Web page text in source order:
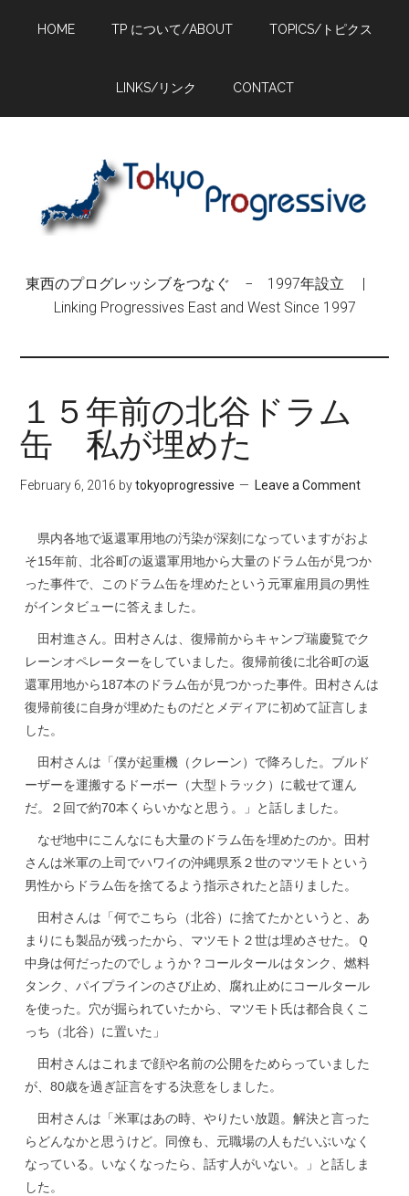
HOME TP について/ABOUT TOPICS/トピクス
LINKS/リンク CONTACT
東西のプログレッシブをつなぐ − 1997年設立 |
Linking Progressives East and West Since 1997
１５年前の北谷ドラム
缶 私が埋めた
February 6, 2016 bytokyoprogressive Leave a Comment
県内各地で返還軍用地の汚染が深刻になっていますがおよ
そ15年前、北谷町の返還軍用地から大量のドラム缶が見つか
った事件で、このドラム缶を埋めたという元軍雇用員の男性
がインタビューに答えました。
田村進さん。田村さんは、復帰前からキャンプ瑞慶覧でク
レーンオペレーターをしていました。復帰前後に北谷町の返
還軍用地から187本のドラム缶が見つかった事件。田村さんは
復帰前後に自身が埋めたものだとメディアに初めて証言しま
した。
田村さんは「僕が起重機（クレーン）で降ろした。ブルド
ーザーを運搬するドーボー（大型トラック）に載せて運ん
だ。２回で約70本くらいかなと思う。」と話しました。
なぜ地中にこんなにも大量のドラム缶を埋めたのか。田村
さんは米軍の上司でハワイの沖縄県系２世のマツモトという
男性からドラム缶を捨てるよう指示されたと語りました。
田村さんは「何でこちら（北谷）に捨てたかというと、あ
まりにも製品が残ったから、マツモト２世は埋めさせた。Ｑ
中身は何だったのでしょうか？コールタールはタンク、燃料
タンク、パイプラインのさび止め、腐れ止めにコールタール
を使った。穴が掘られていたから、マツモト氏は都合良くこ
っち（北谷）に置いた」
田村さんはこれまで顔や名前の公開をためらっていました
が、80歳を過ぎ証言をする決意をしました。
田村さんは「米軍はあの時、やりたい放題。解決と言った
らどんなかと思うけど。同僚も、元職場の人もだいぶいなく
なっている。いなくなったら、話す人がいない。」と話しま
した。